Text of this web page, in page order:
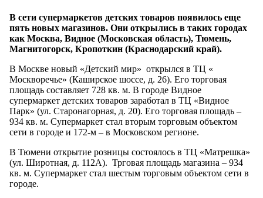
В сети супермаркетов детских товаров появилось еще
пять новых магазинов. Они открылись в таких городах
как Москва, Видное (Московская область), Тюмень,
Магнитогорск, Кропоткин (Краснодарский край).
В Москве новый «Детский мир» открылся в ТЦ «
Москворечье» (Каширское шоссе, д. 26). Его торговая
площадь составляет 728 кв. м. В городе Видное
супермаркет детских товаров заработал в ТЦ «Видное
Парк» (ул. Старонагорная, д. 20). Его торговая площадь –
934 кв. м. Супермаркет стал вторым торговым объектом
сети в городе и 172-м – в Московском регионе.
В Тюмени открытие розницы состоялось в ТЦ «Матрешка»
(ул. Широтная, д. 112А). Трговая площадь магазина – 934
кв. м. Супермаркет стал шестым торговым объектом сети в
городе.